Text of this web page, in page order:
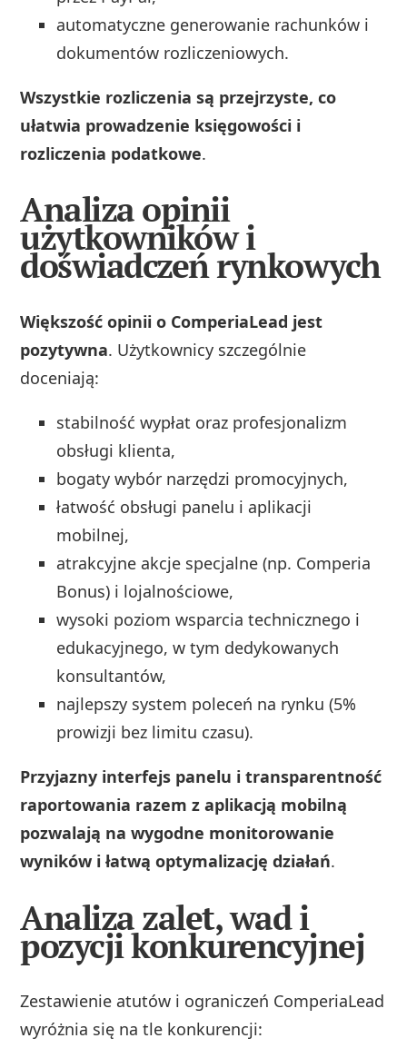
automatyczne generowanie rachunków i
dokumentów rozliczeniowych.
Wszystkie rozliczenia są przejrzyste, co
ułatwia prowadzenie księgowości i
rozliczenia podatkowe.
Analiza opinii
użytkowników i
doświadczeń rynkowych
Większość opinii o ComperiaLead jest
pozytywna. Użytkownicy szczególnie
doceniają:
stabilność wypłat oraz profesjonalizm
obsługi klienta,
bogaty wybór narzędzi promocyjnych,
łatwość obsługi panelu i aplikacji
mobilnej,
atrakcyjne akcje specjalne (np. Comperia
Bonus) i lojalnościowe,
wysoki poziom wsparcia technicznego i
edukacyjnego, w tym dedykowanych
konsultantów,
najlepszy system poleceń na rynku (5%
prowizji bez limitu czasu).
Przyjazny interfejs panelu i transparentność
raportowania razem z aplikacją mobilną
pozwalają na wygodne monitorowanie
wyników i łatwą optymalizację działań.
Analiza zalet, wad i
pozycji konkurencyjnej
Zestawienie atutów i ograniczeń ComperiaLead
wyróżnia się na tle konkurencji: